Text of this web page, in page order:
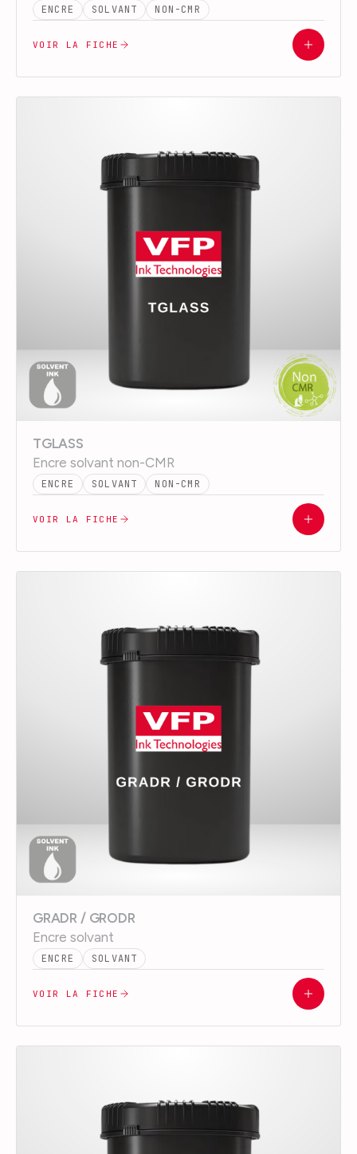
ENCRE SOLVANT NON-CMR
VOIR LA FICHE
TGLASS
Encre solvant non-CMR
ENCRE SOLVANT NON-CMR
VOIR LA FICHE
GRADR / GRODR
Encre solvant
ENCRE SOLVANT
VOIR LA FICHE